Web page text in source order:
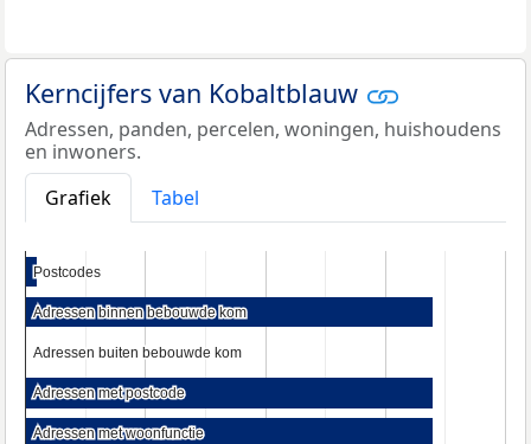
Kerncijfers van Kobaltblauw
Adressen, panden, percelen, woningen, huishoudens
en inwoners.
Grafiek
Tabel
Postcodes
Postcodes
Adressen binnen bebouwde kom
Adressen binnen bebouwde kom
Adressen buiten bebouwde kom
Adressen buiten bebouwde kom
Adressen met postcode
Adressen met postcode
Adressen met woonfunctie
Adressen met woonfunctie